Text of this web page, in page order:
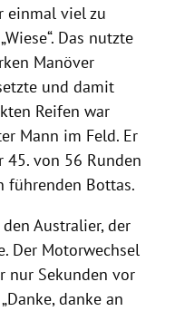
einmal viel zu
Das nutzte
Manöver
und damit
Reifen war
Mann im Feld. Er
45. von 56 Runden
führenden Bottas.
Australier, der
Der Motorwechsel
nur Sekunden vor
danke an